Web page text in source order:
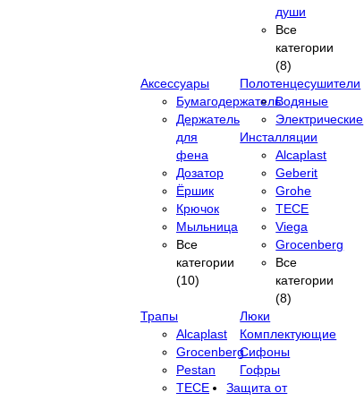
души
Все
категории
(8)
Аксессуары
Бумагодержатель
Держатель
для
фена
Дозатор
Ёршик
Крючок
Мыльница
Все
категории
(10)
Полотенцесушители
Водяные
Электрические
Инсталляции
Alcaplast
Geberit
Grohe
TECE
Viega
Grocenberg
Все
категории
(8)
Трапы
Alcaplast
Grocenberg
Pestan
TECE
Люки
Комплектующие
Сифоны
Гофры
Защита от